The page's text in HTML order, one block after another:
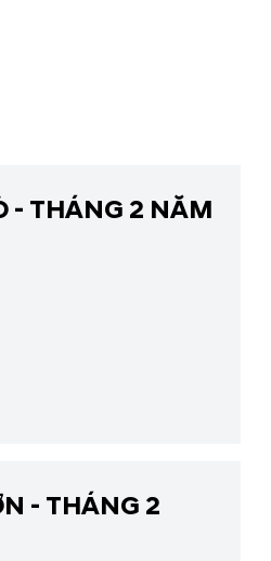
- THÁNG 2 NĂM
- THÁNG 2